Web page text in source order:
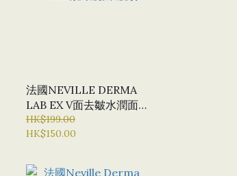
法國NEVILLE DERMA
LAB EX V面去皺水潤面
膜 500ML 緊緻瘦面 皺
紋
HK$199.00
HK$150.00